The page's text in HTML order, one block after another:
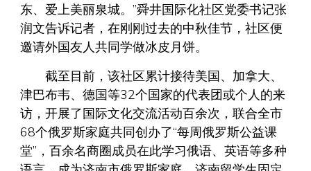
东、爱上美丽泉城。”舜井国际化社区党委书记张
润文告诉记者，在刚刚过去的中秋佳节，社区便
邀请外国友人共同学做冰皮月饼。
截至目前，该社区累计接待美国、加拿大、
津巴布韦、德国等32个国家的代表团或个人的来
访，开展了国际文化交流活动百余次，联合全市
68个俄罗斯家庭共同创办了“每周俄罗斯公益课
堂”，百余名商圈成员在此学习俄语、英语等多种